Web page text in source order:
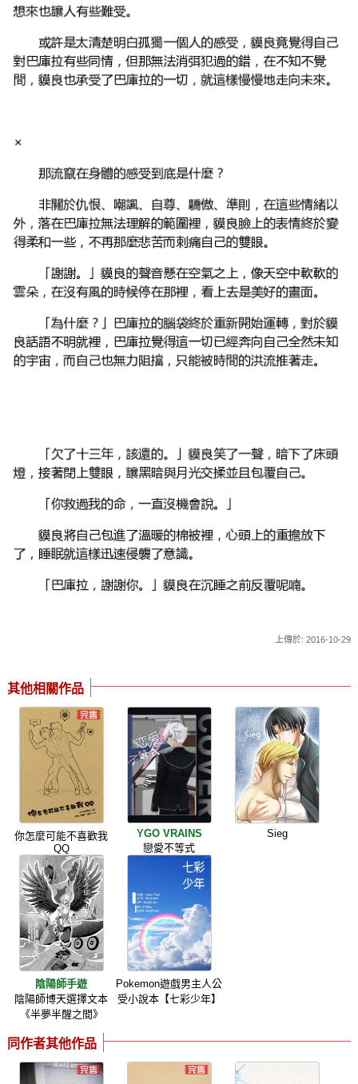
上傳於: 2016-10-29
其他相關作品
你怎麼可能不喜歡我
QQ
YGO VRAINS
戀愛不等式
Sieg
陰陽師手遊
陰陽師博天選擇文本
《半夢半醒之間》
Pokemon遊戲男主人公
受小說本【七彩少年】
同作者其他作品